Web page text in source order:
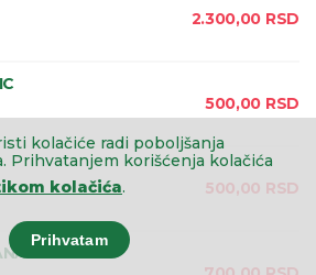
2.300,00 RSD
500,00 RSD
500,00 RSD
kolačiće radi poboljšanja
Prihvatanjem korišćenja kolačića
kolačića.
Prihvatam